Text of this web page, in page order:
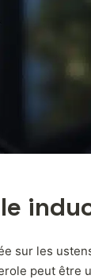
sur les
peut être